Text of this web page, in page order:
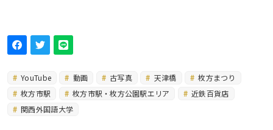
YouTube 動画 古写真 天津橋
枚方まつり
枚方市駅
枚方市駅・枚方公園駅エリア
近鉄百貨店
関西外国語大学